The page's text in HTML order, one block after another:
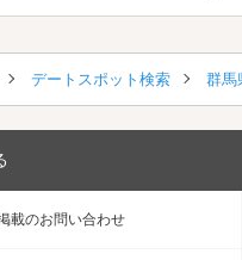
デートスポット検索 群馬
載のお問い合わせ